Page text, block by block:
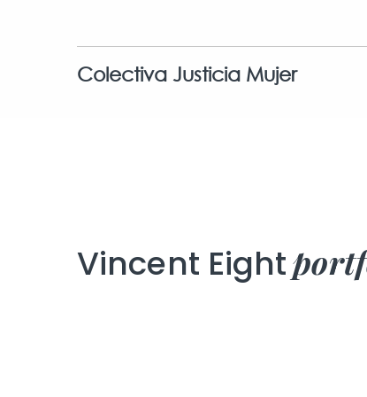
Colectiva Justicia Mujer
Vincent Eight